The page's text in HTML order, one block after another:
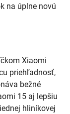
na úplne novú
Xiaomi
priehľadnosť,
bežné
15 aj lepšiu
hliníkovej